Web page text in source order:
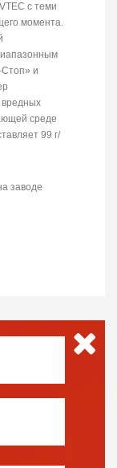
с теми
момента.
и
вредных
среде
99 г/
заводе